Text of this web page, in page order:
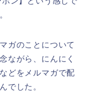
ガのことについて
ながら、にんにく
どをメルマガで配
でした。